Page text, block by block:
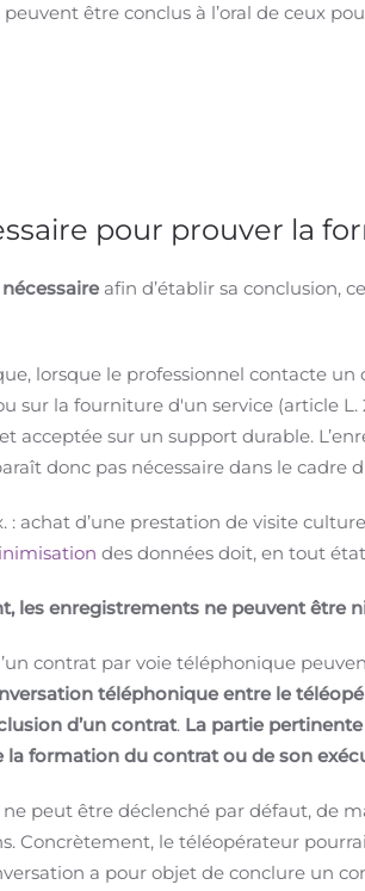
être conclus à l’oral de ceux
pour prouver la
afin d’établir sa conclusion,
lorsque le professionnel contacte
la fourniture d'un service (article L.
acceptée sur un support durable.
donc pas nécessaire dans le cadre
: achat d’une prestation de visite
des données doit, en tout
les enregistrements ne peuvent être
contrat par voie téléphonique
téléphonique entre le
d’un contrat. La partie
la formation du contrat ou de son
peut être déclenché par défaut, de
Concrètement, le téléopérateur
a pour objet de conclure un